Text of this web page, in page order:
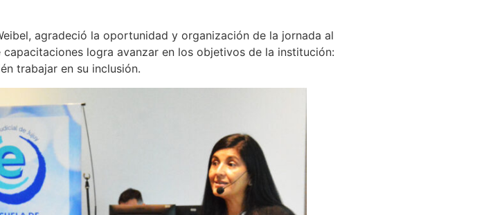
agradeció la oportunidad y organización de la jornada al
logra avanzar en los objetivos de la institución:
trabajar en su inclusión.